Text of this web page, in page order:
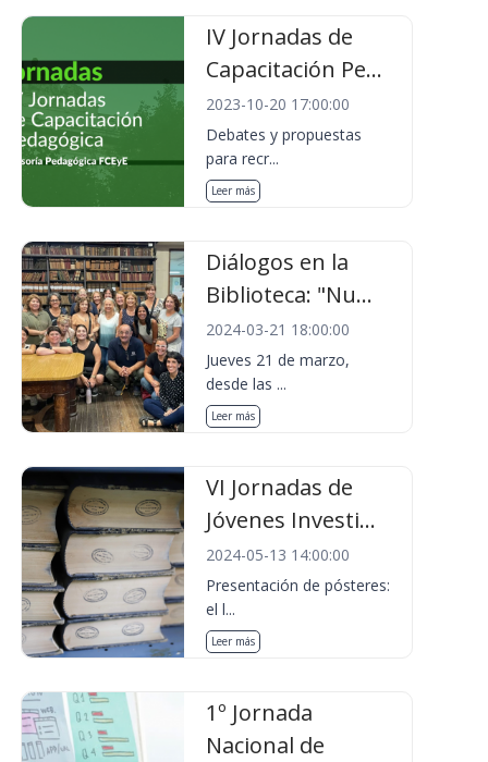
IV Jornadas de
Capacitación Pe...
2023-10-20 17:00:00
Debates y propuestas
para recr...
Leer más
Diálogos en la
Biblioteca: "Nu...
2024-03-21 18:00:00
Jueves 21 de marzo,
desde las ...
Leer más
VI Jornadas de
Jóvenes Investi...
2024-05-13 14:00:00
Presentación de pósteres:
el l...
Leer más
1º Jornada
Nacional de